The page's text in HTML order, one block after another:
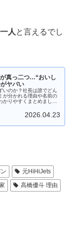
人 と言えるでし
が真っ二つ…“おいし
ヤバい
いのか？社長は誰でどん
が分かれる理由や名前の
りやすくまとめまし
2026.04.23
元HiHiJets
高橋優斗 理由